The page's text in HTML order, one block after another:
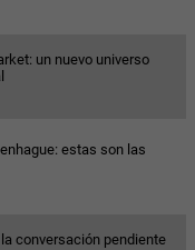
un nuevo universo
estas son las
conversación pendiente